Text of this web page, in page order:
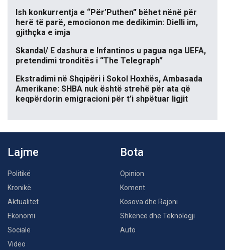
Ish konkurrentja e “Për’Puthen” bëhet nënë për
herë të parë, emocionon me dedikimin: Dielli im,
gjithçka e imja
Skandal/ E dashura e Infantinos u pagua nga UEFA,
pretendimi tronditës i “The Telegraph”
Ekstradimi në Shqipëri i Sokol Hoxhës, Ambasada
Amerikane: SHBA nuk është strehë për ata që
keqpërdorin emigracioni për t’i shpëtuar ligjit
Lajme
Politikë
Kronikë
Aktualitet
Ekonomi
Sociale
Video
Bota
Opinion
Koment
Kosova dhe Rajoni
Shkencë dhe Teknologji
Auto